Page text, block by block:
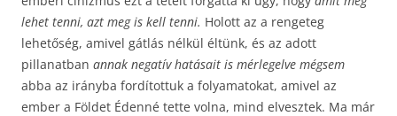
lehet tenni, azt meg is kell tenni. Holott az a rengeteg
lehetőség, amivel gátlás nélkül éltünk, és az adott
pillanatban annak negatív hatásait is mérlegelve mégsem
abba az irányba fordítottuk a folyamatokat, amivel az
ember a Földet Édenné tette volna, mind elvesztek. Ma már